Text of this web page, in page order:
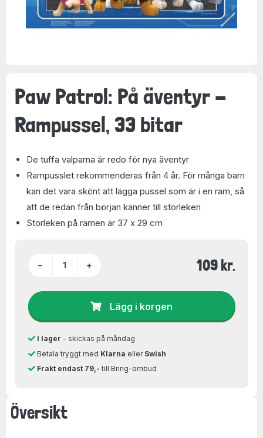
Översikt
Paw Patrol: På äventyr -
Rampussel, 33 bitar
De tuffa valparna är redo för nya äventyr
Rampusslet rekommenderas från 4 år. För många barn
kan det vara skönt att lägga pussel som är i en ram, så
att de redan från början känner till storleken
Storleken på ramen är 37 x 29 cm
− + 109 kr.
Lägg i korgen
I lager - skickas på måndag
Betala tryggt med Klarna eller Swish
Frakt endast 79,- till Bring-ombud